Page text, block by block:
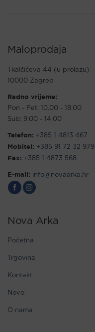
Maloprodaja
Tkalčićeva 44 (u prolazu)
10000 Zagreb
Radno vrijeme:
Pon - Pet: 10.00 - 18.00
Sub: 9.00 - 14.00
Telefon: +385 1 4813 467
Mobitel: +385 91 72 32 979
Fax: +385 1 4873 568
E-mail: info@novaarka.hr
Nova Arka
Početna
Trgovina
Kontakt
Novo
O nama